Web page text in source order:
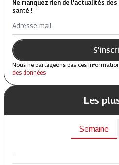
Ne manquez rien de l’actualités
santé !
Adresse mail
Nous ne partageons pas ces
des données
Les
Semaine